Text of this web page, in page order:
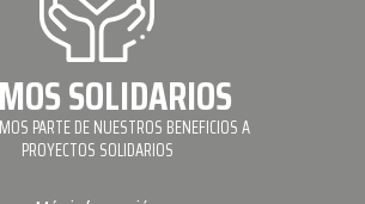
SOLIDARIOS
PARTE DE NUESTROS BENEFICIOS A
PROYECTOS SOLIDARIOS